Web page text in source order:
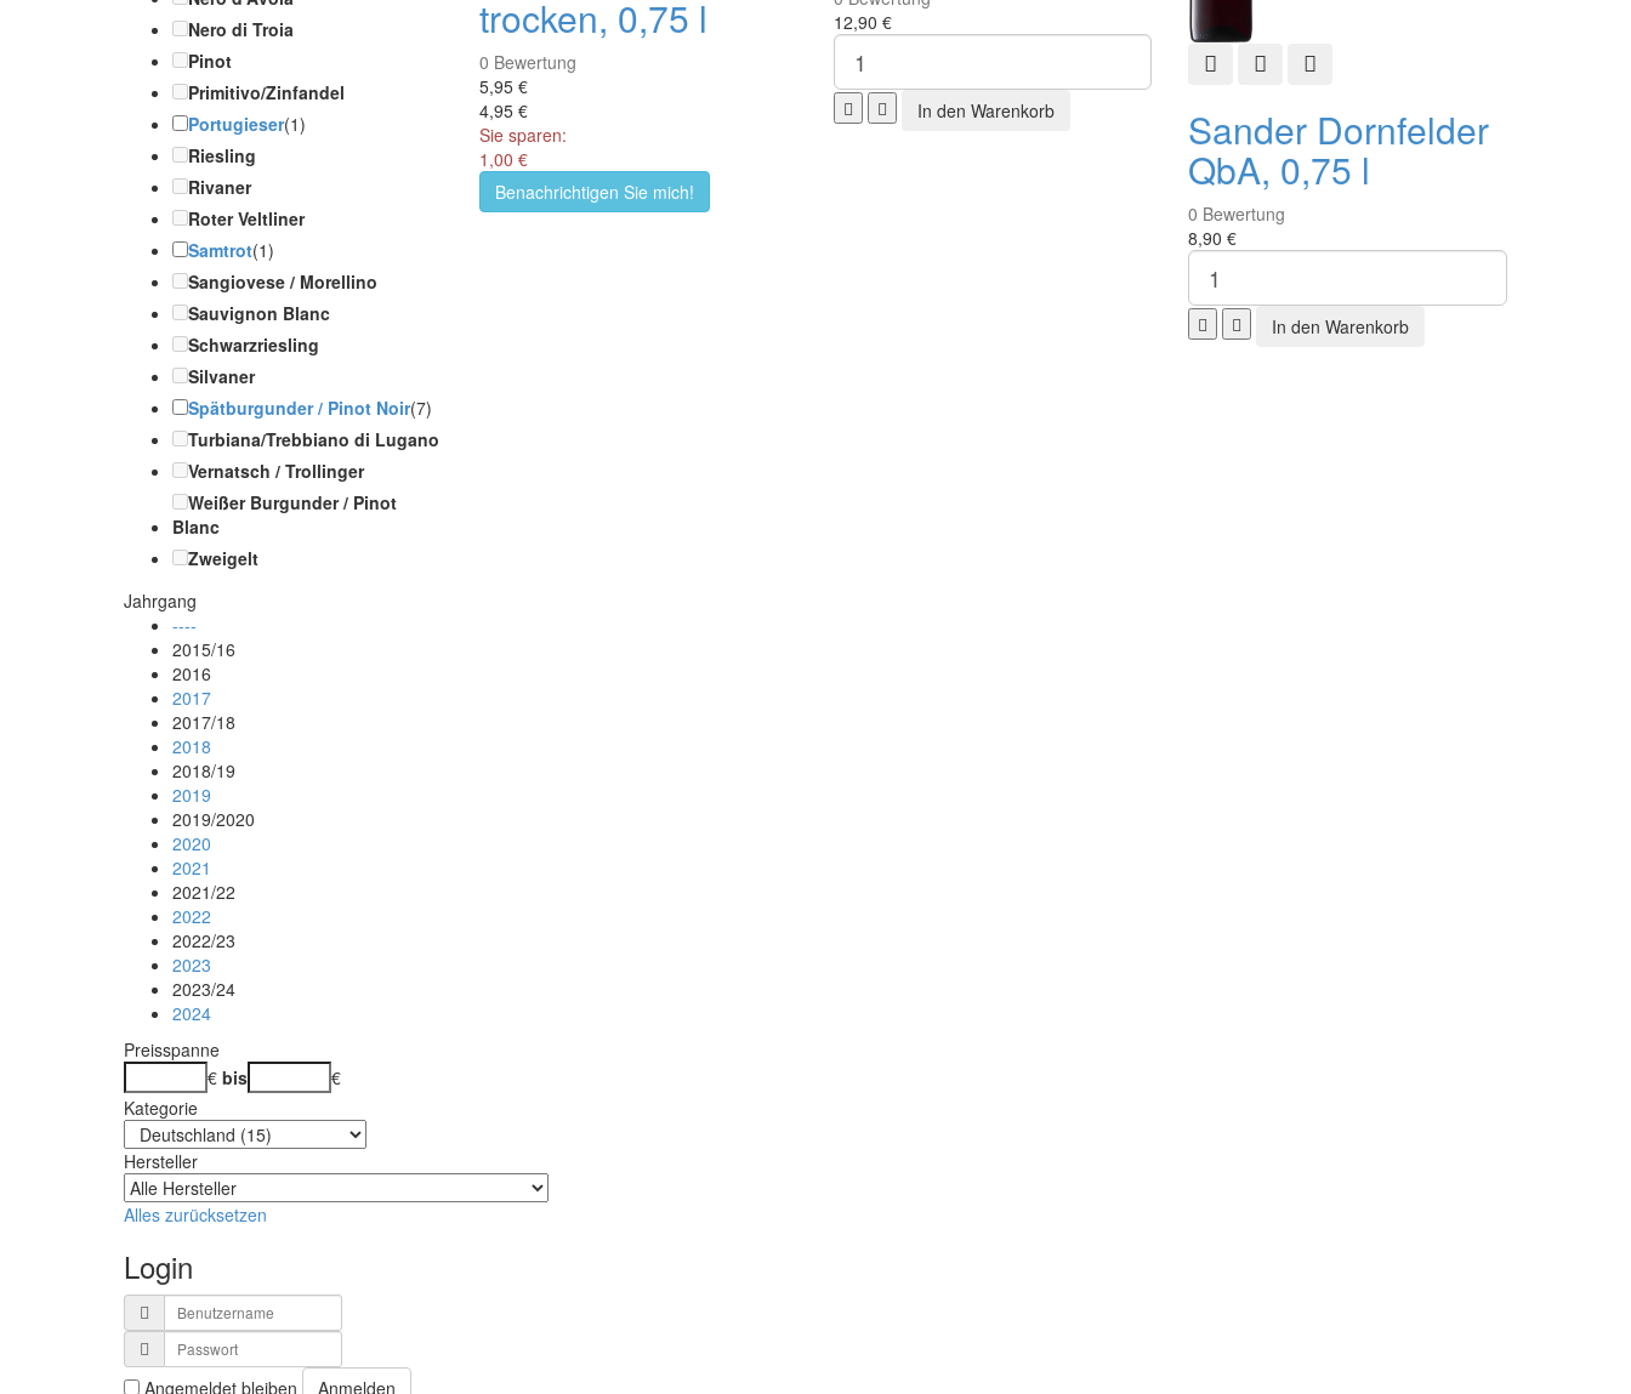
trocken, 0,75 l
0 Bewertung
5,95 €
4,95 €
Sie sparen:
1,00 €
Benachrichtigen Sie mich!
12,90 €
SchnellansichtZur Wunschliste hinzufügen
Sander Dornfelder
QbA, 0,75 l
0 Bewertung
8,90 €
Nero di Troia
Pinot
Primitivo/Zinfandel
Portugieser(1)
Riesling
Rivaner
Roter Veltliner
Samtrot(1)
Sangiovese / Morellino
Sauvignon Blanc
Schwarzriesling
Silvaner
Spätburgunder / Pinot Noir(7)
Turbiana/Trebbiano di Lugano
Vernatsch / Trollinger
Weißer Burgunder / Pinot
Blanc
Zweigelt
Jahrgang
----
2015/16
2016
2017
2017/18
2018
2018/19
2019
2019/2020
2020
2021
2021/22
2022
2022/23
2023
2023/24
2024
Preisspanne
€ bis
€
Kategorie
Hersteller
Alles zurücksetzen
Login
Benutzername
Passwort
Angemeldet bleiben
Anmelden